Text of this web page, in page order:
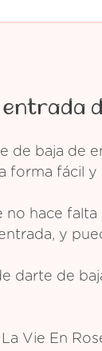
de baja de
forma fácil y
no hace
y
darte de
Vie En